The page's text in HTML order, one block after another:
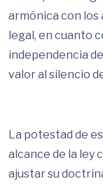
armónica con los
legal, en cuanto
independencia
valor al silencio
La potestad de
alcance de la ley
ajustar su